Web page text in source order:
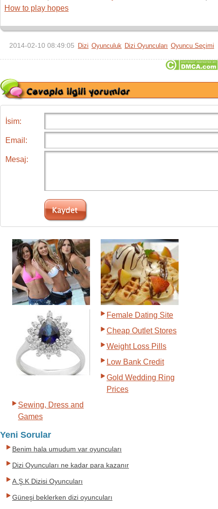
How to play hopes
2014-02-10 08:49:05 Dizi Oyunculuk Dizi Oyuncuları Oyuncu Seçimi
İsim:
Email:
Mesaj:
Female Dating Site
Cheap Outlet Stores
Weight Loss Pills
Low Bank Credit
Gold Wedding Ring
Prices
Sewing, Dress and
Games
Yeni Sorular
Benim hala umudum var oyuncuları
Dizi Oyuncuları ne kadar para kazanır
A.Ş.K Dizisi Oyuncuları
Güneşi beklerken dizi oyuncuları